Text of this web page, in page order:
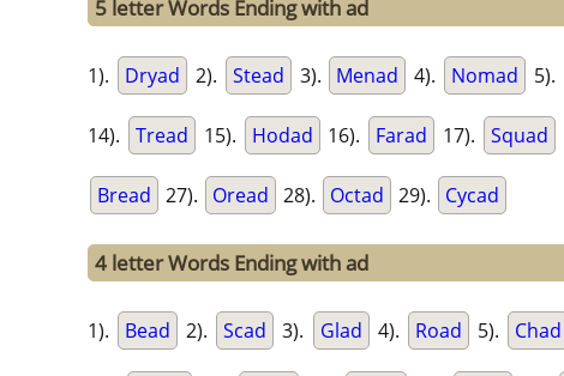
5 letter Words Ending with ad
1). Dryad 2). Stead 3). Menad 4). Nomad 5).
14). Tread 15). Hodad 16). Farad 17). Squad
Bread 27). Oread 28). Octad 29). Cycad
4 letter Words Ending with ad
1). Bead 2). Scad 3). Glad 4). Road 5). Chad